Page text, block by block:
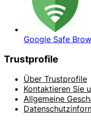
Google Safe
Trustprofile
Über Trustprofile
Kontaktieren Sie
Allgemeine